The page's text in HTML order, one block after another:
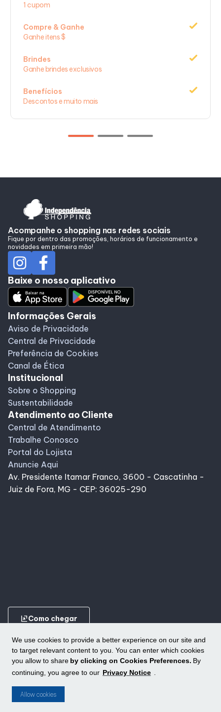
We use cookies to provide a better experience on our site and
to target relevant content to you. You can enter which cookies
you allow to share by clicking on Cookies Preferences. By
continuing, you agree to our Privacy Notice .
Allow cookies
1 cupom
Compre & Ganhe
Ganhe itens $
Brindes
Ganhe brindes exclusivos
Benefícios
Descontos e muito mais
Acompanhe o shopping nas redes sociais
Fique por dentro das promoções, horários de funcionamento e
novidades em primeira mão!
Baixe o nosso aplicativo
Informações Gerais
Aviso de Privacidade
Central de Privacidade
Preferência de Cookies
Canal de Ética
Institucional
Sobre o Shopping
Sustentabilidade
Atendimento ao Cliente
Central de Atendimento
Trabalhe Conosco
Portal do Lojista
Anuncie Aqui
Av. Presidente Itamar Franco, 3600 - Cascatinha -
Juiz de Fora, MG - CEP: 36025-290
ungroupComo chegar
Conheça outros shoppings da ALLOS